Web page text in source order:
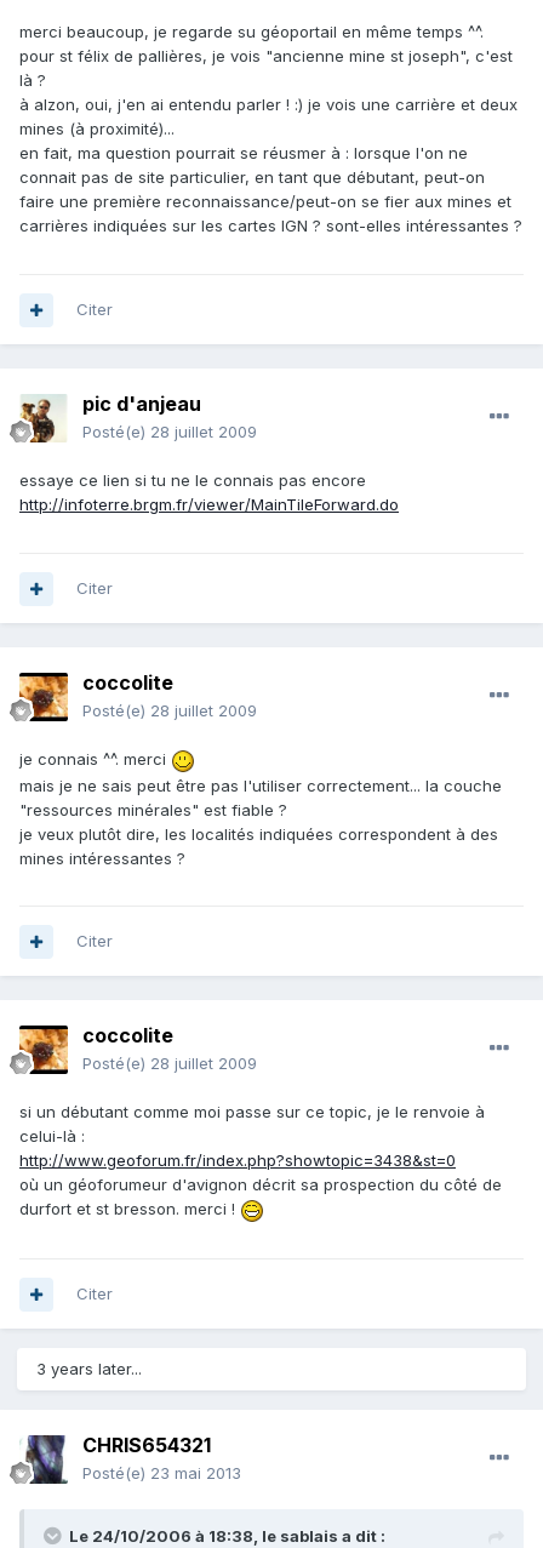
merci beaucoup, je regarde su géoportail en même temps ^^.
pour st félix de pallières, je vois "ancienne mine st joseph", c'est
là ?
à alzon, oui, j'en ai entendu parler ! :) je vois une carrière et deux
mines (à proximité)...
en fait, ma question pourrait se réusmer à : lorsque l'on ne
connait pas de site particulier, en tant que débutant, peut-on
faire une première reconnaissance/peut-on se fier aux mines et
carrières indiquées sur les cartes IGN ? sont-elles intéressantes ?
Citer
pic d'anjeau
Posté(e) 28 juillet 2009
essaye ce lien si tu ne le connais pas encore
http://infoterre.brgm.fr/viewer/MainTileForward.do
Citer
coccolite
Posté(e) 28 juillet 2009
je connais ^^. merci
mais je ne sais peut être pas l'utiliser correctement... la couche
"ressources minérales" est fiable ?
je veux plutôt dire, les localités indiquées correspondent à des
mines intéressantes ?
Citer
coccolite
Posté(e) 28 juillet 2009
si un débutant comme moi passe sur ce topic, je le renvoie à
celui-là :
http://www.geoforum.fr/index.php?showtopic=3438&st=0
où un géoforumeur d'avignon décrit sa prospection du côté de
durfort et st bresson. merci !
Citer
3 years later...
CHRIS654321
Posté(e) 23 mai 2013
Le 24/10/2006 à 18:38, le sablais a dit :